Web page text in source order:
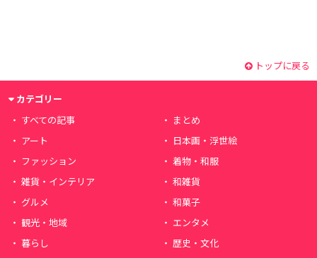
トップに戻る
カテゴリー
すべての記事
まとめ
アート
日本画・浮世絵
ファッション
着物・和服
雑貨・インテリア
和雑貨
グルメ
和菓子
観光・地域
エンタメ
暮らし
歴史・文化